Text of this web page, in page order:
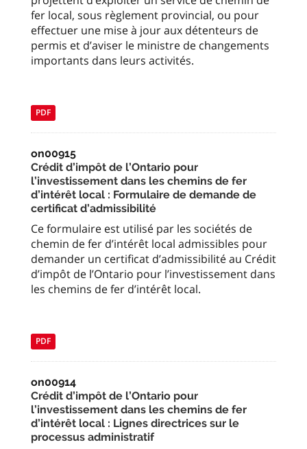
fer local, sous règlement provincial, ou pour
effectuer une mise à jour aux détenteurs de
permis et d’aviser le ministre de changements
importants dans leurs activités.
PDF
on00915
Crédit d’impôt de l’Ontario pour
l’investissement dans les chemins de fer
d’intérêt local : Formulaire de demande de
certificat d’admissibilité
Ce formulaire est utilisé par les sociétés de
chemin de fer d’intérêt local admissibles pour
demander un certificat d’admissibilité au Crédit
d’impôt de l’Ontario pour l’investissement dans
les chemins de fer d’intérêt local.
PDF
on00914
Crédit d’impôt de l’Ontario pour
l’investissement dans les chemins de fer
d’intérêt local : Lignes directrices sur le
processus administratif